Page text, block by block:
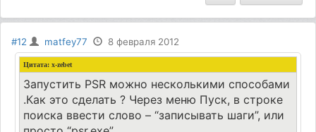
#12 matfey77 8 февраля 2012
Цитата: x-zebet
Запустить PSR можно несколькими способами
.Как это сделать ? Через меню Пуск, в строке
поиска ввести слово – “записывать шаги”, или